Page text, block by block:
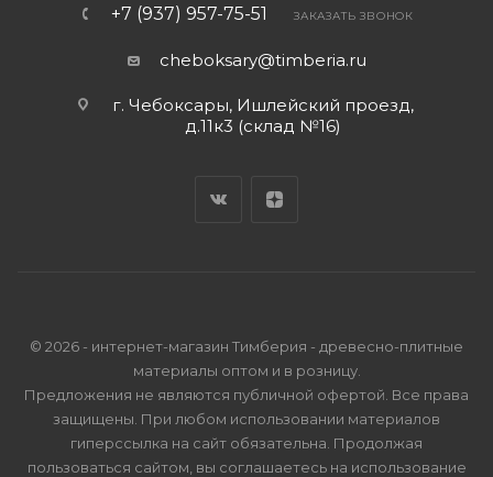
+7 (937) 957-75-51 ЗАКАЗАТЬ ЗВОНОК
cheboksary@timberia.ru
г. Чебоксары, Ишлейский проезд,
д.11к3 (склад №16)
© 2026 - интернет-магазин Тимберия - древесно-плитные
материалы оптом и в розницу.
Предложения не являются публичной офертой. Все права
защищены. При любом использовании материалов
гиперссылка на сайт обязательна. Продолжая
пользоваться сайтом, вы соглашаетесь на использование